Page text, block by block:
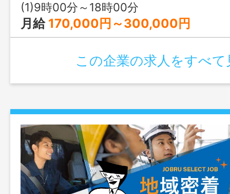
で外出することがあります（ＡＴ社用車
について詳しくは面接時説明しま
囲：変更なし】
(1)9時00分～18時00分
月給 170,000円～300,000円
この企業の求人をすべて